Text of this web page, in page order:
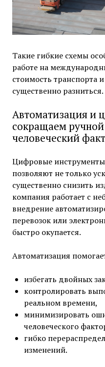
Такие гибкие схемы
работе на
стоимость транспорта
существенно разниться.
Автоматизация и
сокращаем
человеческий
Цифровые инструменты
позволяют не только
существенно снизить
компания работает с
внедрение
перевозок или
быстро окупается.
Автоматизация
избегать двойных
контролировать
реальном времени,
минимизировать
человеческого
гибко
изменений.